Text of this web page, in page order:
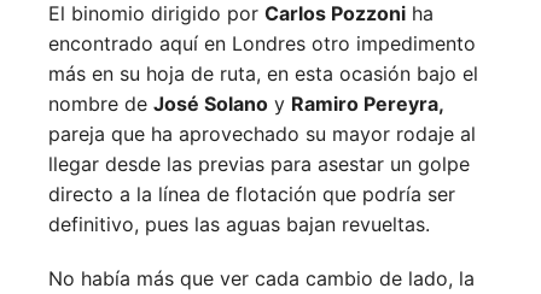
El binomio dirigido por Carlos Pozzoni ha
encontrado aquí en Londres otro impedimento
más en su hoja de ruta, en esta ocasión bajo el
nombre de José Solano y Ramiro Pereyra,
pareja que ha aprovechado su mayor rodaje al
llegar desde las previas para asestar un golpe
directo a la línea de flotación que podría ser
definitivo, pues las aguas bajan revueltas.
No había más que ver cada cambio de lado, la